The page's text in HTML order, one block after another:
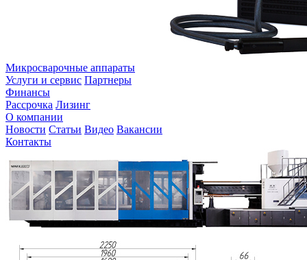
Микросварочные аппараты
Услуги и сервис Партнеры
Финансы
Рассрочка Лизинг
О компании
Новости Статьи Видео Вакансии
Контакты